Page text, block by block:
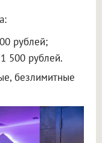
рублей;
500 рублей.
безлимитные